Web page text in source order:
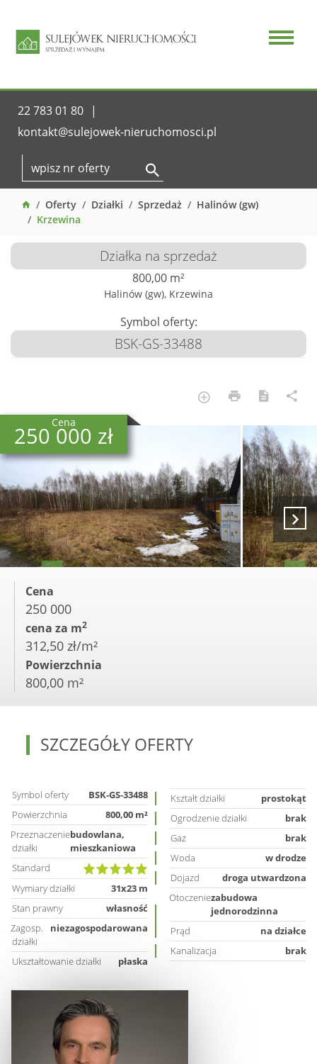
22 783 01 80
kontakt@sulejowek-nieruchomosci.pl
Oferty Działki Sprzedaż
Halinów (gw)
Krzewina
Działka na sprzedaż
800,00 m²
Halinów (gw), Krzewina
Symbol oferty:
BSK-GS-33488
Cena
250 000 zł
Cena
250 000
cena za m2
312,50 zł/m²
Powierzchnia
800,00 m²
SZCZEGÓŁY OFERTY
Symbol oferty
BSK-GS-33488
Powierzchnia
800,00 m²
Przeznaczenie
działki
budowlana,
mieszkaniowa
Standard
Wymiary działki
31x23 m
Stan prawny
własność
Zagosp.
działki
niezagospodarowana
Ukształtowanie działki płaska
Kształt działki
prostokąt
Ogrodzenie działki
brak
Gaz
brak
Woda
w drodze
Dojazd
droga utwardzona
Otoczeniezabudowa
jednorodzinna
Prąd
na działce
Kanalizacja
brak